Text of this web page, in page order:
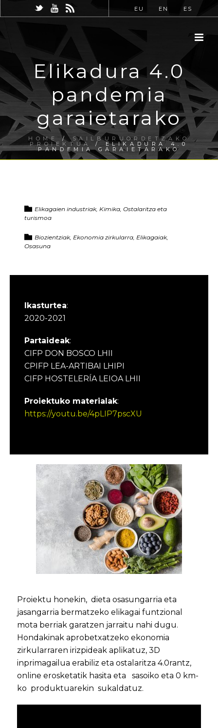
EU EN ES
Elikadura 4.0
pandemia
garaietarako
HOME / SAILBURUORDETZAKO
PROIEKTUA / ELIKADURA 4.0
PANDEMIA GARAIETARAKO
Elikagaien industriak, Kimika, Ostalaritza eta
turismoa
Biozientziak, Ekonomia zirkularra, Elikagaiak,
Osasuna
Ikasturtea:
2020-2021
Partaideak:
CIFP DON BOSCO LHII
CPIFP LEA-ARTIBAI LHIPI
CIFP HOSTELERÍA LEIOA LHII
Proiektuko materialak:
https://youtu.be/4pLIP7pscXU
Proiektu honekin, dieta osasungarria eta
jasangarria bermatzeko elikagai funtzional
mota berriak garatzen jarraitu nahi dugu.
Hondakinak aprobetxatzeko ekonomia
zirkularraren irizpideak aplikatuz, 3D
inprimagailua erabiliz eta ostalaritza 4.0rantz,
online erosketatik hasita eta sasoiko eta 0 km-
ko produktuarekin sukaldatuz.